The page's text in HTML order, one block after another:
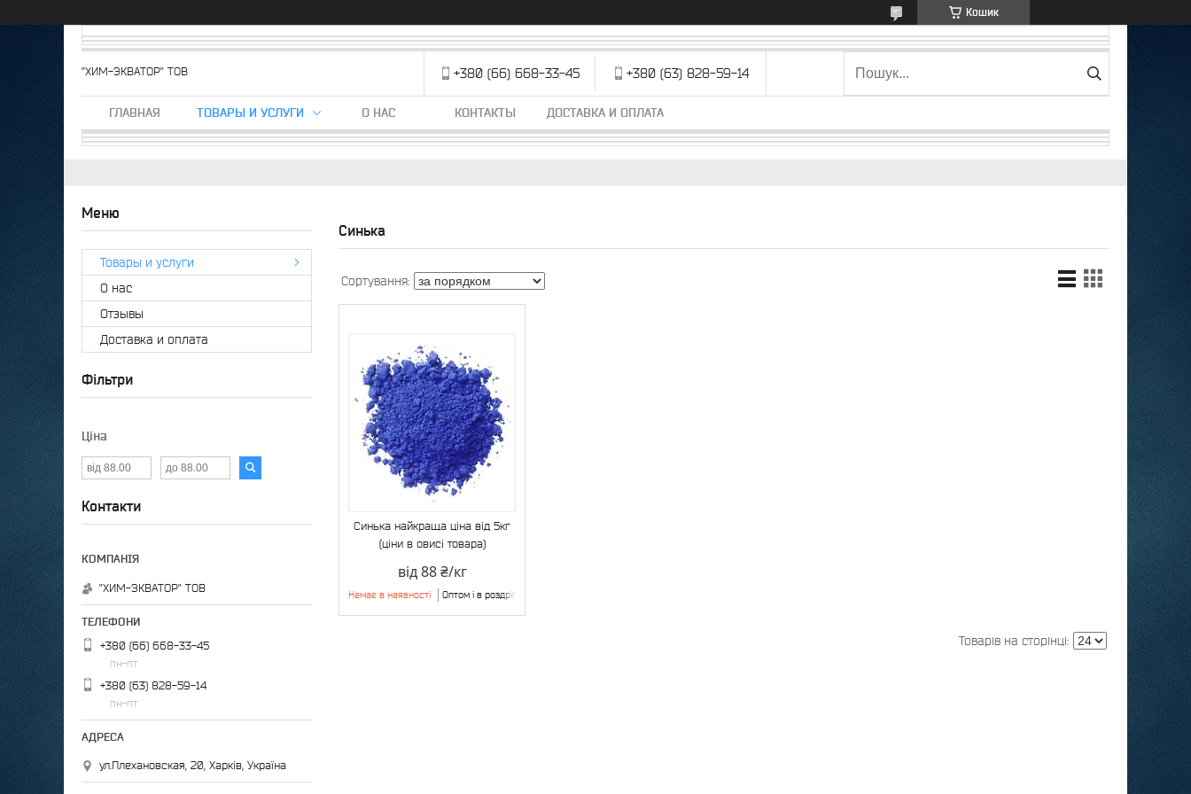
Кошик
"ХИМ-ЭКВАТОР" ТОВ +380 (66) 668-33-45 +380 (63) 828-59-14
ГЛАВНАЯ ТОВАРЫ И УСЛУГИ О НАС КОНТАКТЫ ДОСТАВКА И ОПЛАТА
Синька
Синька найкраща ціна від 5кг
(ціни в овисі товара)
від 88 ₴/кг
Немає в наявності Оптом і в роздріб
Товары и услуги
О нас
Отзывы
Доставка и оплата
Фільтри
Ціна
Контакти
"ХИМ-ЭКВАТОР" ТОВ
+380 (66) 668-33-45
пн-пт
+380 (63) 828-59-14
пн-пт
ул.Плехановская, 20, Харків, Україна